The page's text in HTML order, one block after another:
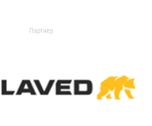
Партнер